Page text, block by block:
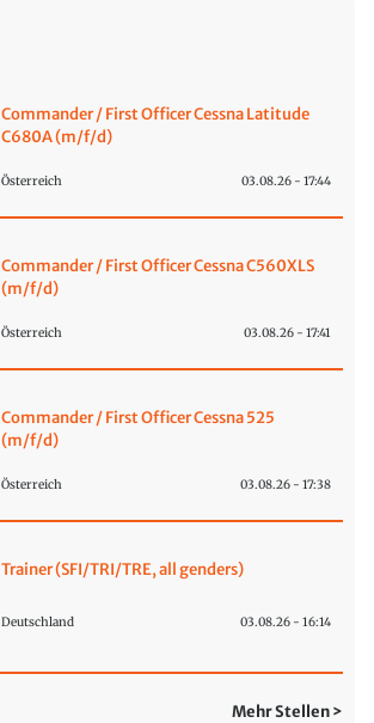
Commander / First Officer Cessna Latitude
C680A (m/f/d)
Österreich 03.08.26 - 17:44
Commander / First Officer Cessna C560XLS
(m/f/d)
Österreich 03.08.26 - 17:41
Commander / First Officer Cessna 525
(m/f/d)
Österreich 03.08.26 - 17:38
Trainer (SFI/TRI/TRE, all genders)
Deutschland 03.08.26 - 16:14
Mehr Stellen >